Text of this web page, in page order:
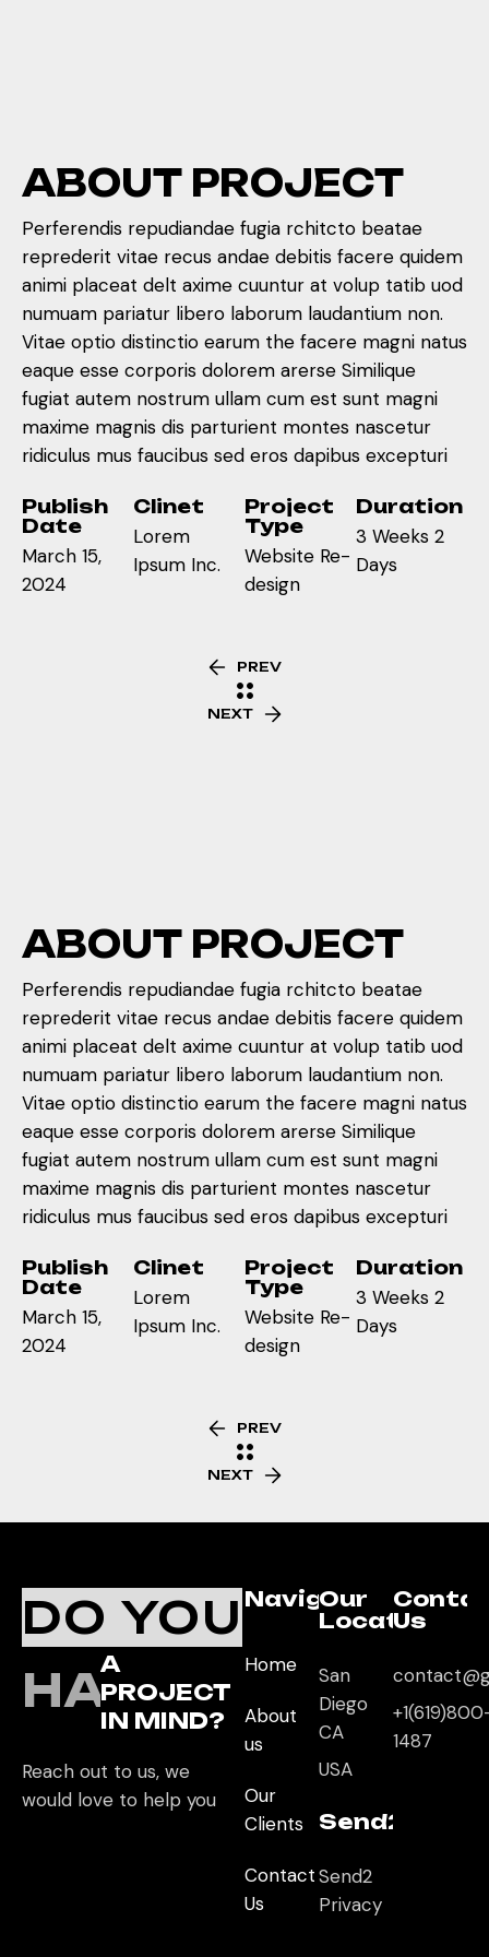
numuam pariatur libero laborum laudantium non.
eaque esse corporis dolorem arerse Similique
fugiat autem nostrum ullam cum est sunt magni
maxime magnis dis parturient montes nascetur
ridiculus mus faucibus sed eros dapibus excepturi
Publish
Date
March 15,
2024
Clinet
Lorem
Ipsum Inc.
Project
Type
Website Re-
design
Duration
3 Weeks 2
Days
PREV
NEXT
ABOUT PROJECT
Perferendis repudiandae fugia rchitcto beatae
reprederit vitae recus andae debitis facere quidem
animi placeat delt axime cuuntur at volup tatib uod
numuam pariatur libero laborum laudantium non.
Vitae optio distinctio earum the facere magni natus
eaque esse corporis dolorem arerse Similique
fugiat autem nostrum ullam cum est sunt magni
maxime magnis dis parturient montes nascetur
ridiculus mus faucibus sed eros dapibus excepturi
Publish
Date
March 15,
2024
Clinet
Lorem
Ipsum Inc.
Project
Type
Website Re-
design
Duration
3 Weeks 2
Days
PREV
NEXT
ABOUT PROJECT
Perferendis repudiandae fugia rchitcto beatae
reprederit vitae recus andae debitis facere quidem
animi placeat delt axime cuuntur at volup tatib uod
numuam pariatur libero laborum laudantium non.
Vitae optio distinctio earum the facere magni natus
eaque esse corporis dolorem arerse Similique
fugiat autem nostrum ullam cum est sunt magni
maxime magnis dis parturient montes nascetur
ridiculus mus faucibus sed eros dapibus excepturi
Publish
Date
March 15,
2024
Clinet
Lorem
Ipsum Inc.
Project
Type
Website Re-
design
Duration
3 Weeks 2
Days
PREV
NEXT
DO YOU
HAVE
A
PROJECT
IN MIND?
Reach out to us, we
would love to help you
Navigation
Home
About
us
Our
Clients
Contact
Us
Our
Location
San
Diego
CA
USA
Send2App
Send2
Privacy
Us
1487